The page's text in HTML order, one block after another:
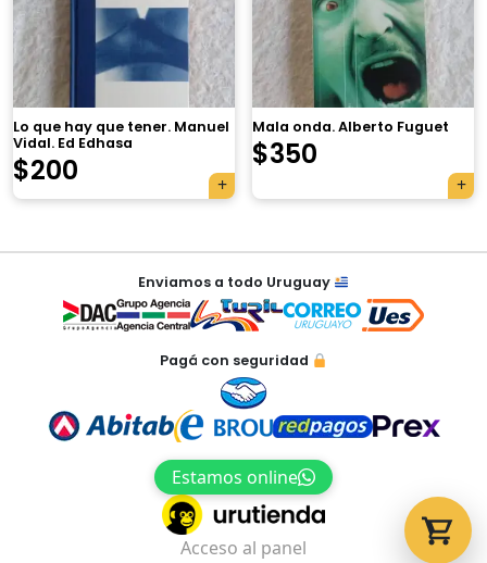
Lo que hay que tener. Manuel
Vidal. Ed Edhasa
$200
Mala onda. Alberto Fuguet
$350
Navegación
entradas
Enviamos a todo Uruguay
Pagá con seguridad
Estamos online
Acceso al panel
×
Tu carrito está vacío.
automáticamente.